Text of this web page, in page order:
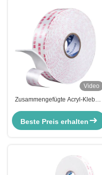
Video
Zusammengefügte Acryl-Kleber
Wasserdichtes Dichtungsband
Beste Preis erhalten